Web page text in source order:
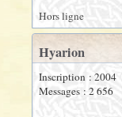
Hors ligne
Hyarion
Inscription : 2004
Messages : 2 656